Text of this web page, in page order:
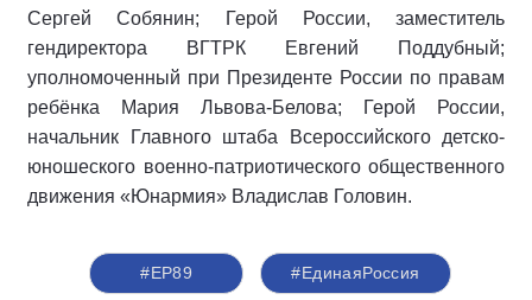
Сергей Собянин; Герой России, заместитель
гендиректора ВГТРК Евгений Поддубный;
уполномоченный при Президенте России по правам
ребёнка Мария Львова-Белова; Герой России,
начальник Главного штаба Всероссийского детско-
юношеского военно-патриотического общественного
движения «Юнармия» Владислав Головин.
#ЕР89 #‎ЕдинаяРоссия